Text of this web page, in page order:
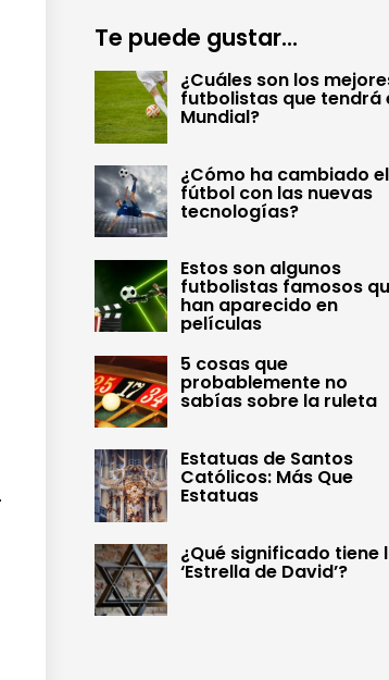
Te puede gustar...
¿Cuáles son los
futbolistas que tendrá
Mundial?
¿Cómo ha cambiado el
fútbol con las nuevas
tecnologías?
Estos son algunos
futbolistas famosos
han aparecido en
películas
5 cosas que
probablemente no
sabías sobre la ruleta
Estatuas de Santos
Católicos: Más Que
Estatuas
¿Qué significado tiene
‘Estrella de David’?